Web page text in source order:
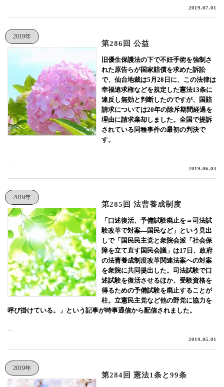
2019.07.01
2019年
第286回 公益
旧優生保護法の下で不妊手術を強制さ
れた原告らが国家賠償を求めた訴訟
で、仙台地裁は5月28日に、この法律は
幸福追求権などを規定した憲法13条に
違反し無効と判断したのですが、国賠
請求については20年の除斥期間経過を
理由に請求棄却しました。全国で提訴
されている同種事件の最初の判決で
す。
...
2019.06.03
2019年
第285回 法曹養成制度
「口述復活、予備試験廃止を＝司法試
験改革で対案―国民など」という見出
しで「国民民主党と衆院会派「社会保
障を立て直す国民会議」は17日、政府
の法曹養成制度改革関連法案への対案
を衆院に共同提出した。司法試験で口
述試験を復活させるほか、受験資格を
得るための予備試験を廃止することが
柱。立憲民主党など他の野党に協力を
呼び掛けている。」という記事が時事通信から配信されました。
...
2019.05.01
2019年
第284回 憲法1条と99条